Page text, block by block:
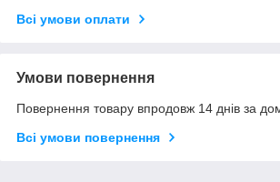
Всі умови оплати
Умови повернення
Повернення товару впродовж 14 днів за
Всі умови повернення